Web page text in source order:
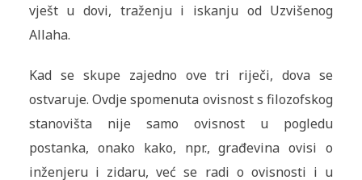
vješt u dovi, traženju i iskanju od Uzvišenog
Allaha.
Kad se skupe zajedno ove tri riječi, dova se
ostvaruje. Ovdje spomenuta ovisnost s filozofskog
stanovišta nije samo ovisnost u pogledu
postanka, onako kako, npr., građevina ovisi o
inženjeru i zidaru, već se radi o ovisnosti i u